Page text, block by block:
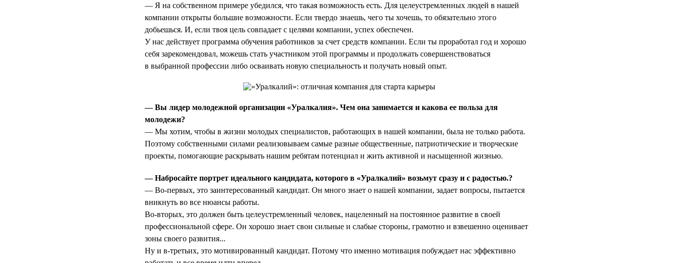
— Я на собственном примере убедился, что такая возможность есть. Для целеустремленных людей в нашей
компании открыты большие возможности. Если твердо знаешь, чего ты хочешь, то обязательно этого
добьешься. И, если твоя цель совпадает с целями компании, успех обеспечен.
У нас действует программа обучения работников за счет средств компании. Если ты проработал год и хорошо
себя зарекомендовал, можешь стать участником этой программы и продолжать совершенствоваться
в выбранной профессии либо осваивать новую специальность и получать новый опыт.
— Вы лидер молодежной организации «Уралкалия». Чем она занимается и какова ее польза для
молодежи?
— Мы хотим, чтобы в жизни молодых специалистов, работающих в нашей компании, была не только работа.
Поэтому собственными силами реализовываем самые разные общественные, патриотические и творческие
проекты, помогающие раскрывать нашим ребятам потенциал и жить активной и насыщенной жизнью.
— Набросайте портрет идеального кандидата, которого в «Уралкалий» возьмут сразу и с радостью.?
— Во-первых, это заинтересованный кандидат. Он много знает о нашей компании, задает вопросы, пытается
вникнуть во все нюансы работы.
Во-вторых, это должен быть целеустремленный человек, нацеленный на постоянное развитие в своей
профессиональной сфере. Он хорошо знает свои сильные и слабые стороны, грамотно и взвешенно оценивает
зоны своего развития...
Ну и в-третьих, это мотивированный кандидат. Потому что именно мотивация побуждает нас эффективно